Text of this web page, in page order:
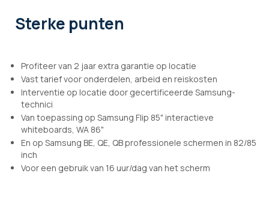
Sterke punten
Profiteer van 2 jaar extra garantie op locatie
Vast tarief voor onderdelen, arbeid en reiskosten
Interventie op locatie door gecertificeerde Samsung-
technici
Van toepassing op Samsung Flip 85" interactieve
whiteboards, WA 86"
En op Samsung BE, QE, QB professionele schermen in 82/85
inch
Voor een gebruik van 16 uur/dag van het scherm